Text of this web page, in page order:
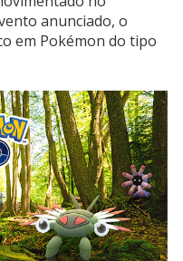
anunciado, o
em Pokémon do tipo